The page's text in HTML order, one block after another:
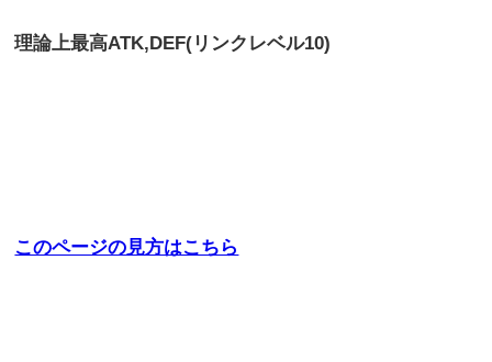
理論上最高ATK,DEF(リンクレベル10)
このページの見方はこちら